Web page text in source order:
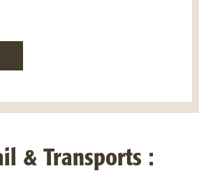
& Transports :